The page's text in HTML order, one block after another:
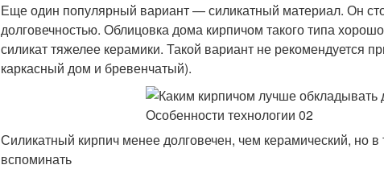
Еще один популярный вариант — силикатный материал. Он
долговечностью. Облицовка дома кирпичом такого типа
силикат тяжелее керамики. Такой вариант не рекомендуется
каркасный дом и бревенчатый).
Силикатный кирпич менее долговечен, чем керамический, но
вспоминать